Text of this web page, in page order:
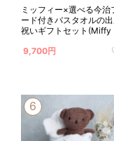
ミッフィー×選べる今治
ード付きバスタオルの
祝いギフトセット(Miffy
9,700円